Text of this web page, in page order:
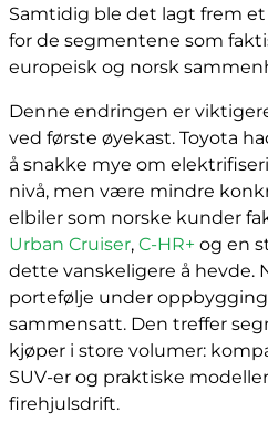
Samtidig ble det lagt frem
for de segmentene som
europeisk og norsk
Denne endringen er
ved første øyekast. Toyota
å snakke mye om
nivå, men være mindre
elbiler som norske kunder
Urban Cruiser, C-HR+ og en
dette vanskeligere å hevde.
portefølje under
sammensatt. Den treffer
kjøper i store volumer:
SUV-er og praktiske
firehjulsdrift.